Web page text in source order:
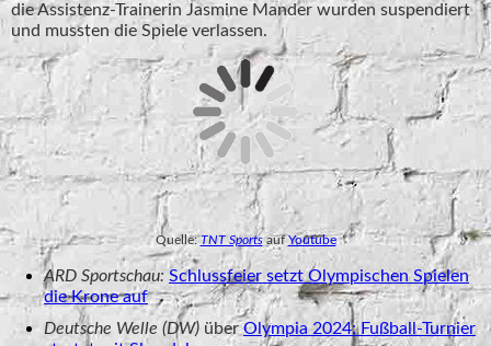
die Assistenz-Trainerin Jasmine Mander wurden suspendiert
und mussten die Spiele verlassen.
Quelle:TNT SportsaufYoutube
ARD Sportschau: Schlussfeier setzt Olympischen Spielen
die Krone auf
Deutsche Welle (DW) überOlympia 2024: Fußball-Turnier